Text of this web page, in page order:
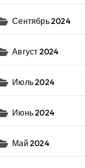
Сентябрь 2024
Август 2024
Июль 2024
Июнь 2024
Май 2024